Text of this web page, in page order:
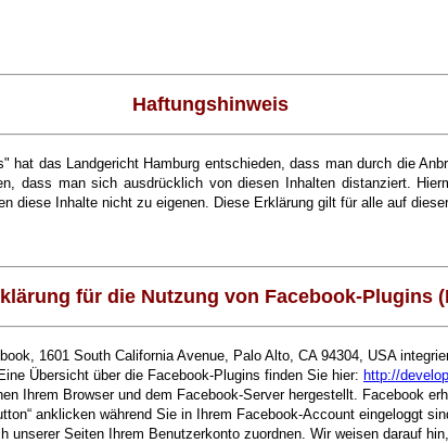
Haftungshinweis
das Landgericht Hamburg entschieden, dass man durch die
dass man sich ausdrücklich von diesen Inhalten distanziert.
diese Inhalte nicht zu eigenen. Diese Erklärung gilt für alle auf
für die Nutzung von Facebook-Plugins
1601 South California Avenue, Palo Alto, CA 94304, USA
Übersicht über die Facebook-Plugins finden Sie hier: http://
Ihrem Browser und dem Facebook-Server hergestellt. Facebook
anklicken während Sie in Ihrem Facebook-Account eingeloggt
unserer Seiten Ihrem Benutzerkonto zuordnen. Wir weisen darauf